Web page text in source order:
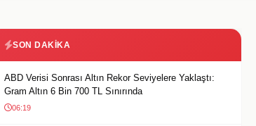
SON DAKIKA
ABD Verisi Sonrası Altın Rekor Seviyelere Yaklaştı:
Gram Altın 6 Bin 700 TL Sınırında
06:19